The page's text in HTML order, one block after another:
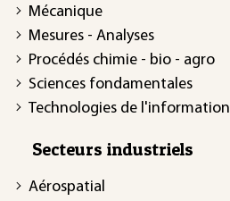
Mécanique
Mesures - Analyses
Procédés chimie - bio - agro
Sciences fondamentales
Technologies de l'information
Secteurs industriels
Aérospatial